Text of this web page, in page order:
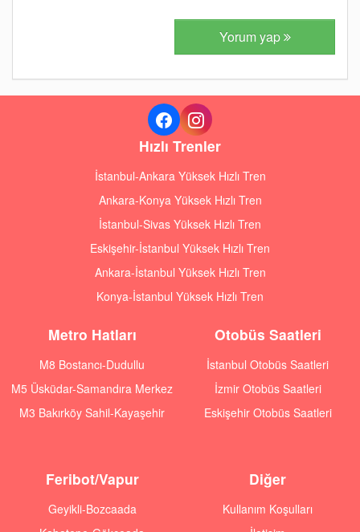
Yorum yap
Hızlı Trenler
İstanbul-Ankara Yüksek Hızlı Tren
Ankara-Konya Yüksek Hızlı Tren
İstanbul-Sivas Yüksek Hızlı Tren
Eskişehir-İstanbul Yüksek Hızlı Tren
Ankara-İstanbul Yüksek Hızlı Tren
Konya-İstanbul Yüksek Hızlı Tren
Metro Hatları
M8 Bostancı-Dudullu
M5 Üsküdar-Samandıra Merkez
M3 Bakırköy Sahil-Kayaşehir
Otobüs Saatleri
İstanbul Otobüs Saatleri
İzmir Otobüs Saatleri
Eskişehir Otobüs Saatleri
Feribot/Vapur
Geyikli-Bozcaada
Diğer
Kullanım Koşulları